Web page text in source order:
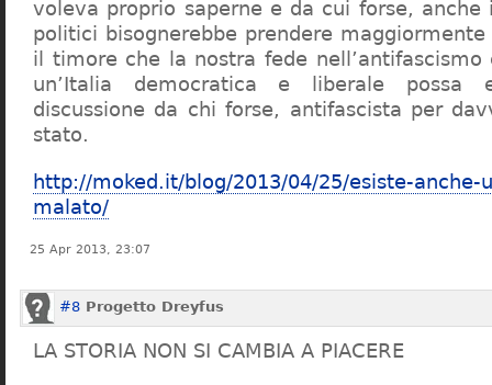
voleva proprio saperne e da cui forse,
politici bisognerebbe prendere maggiormente
il timore che la nostra fede
un’Italia democratica e liberale possa
discussione da chi forse, antifascista per
stato.
http://moked.it/blog/2013/04/25/esiste-anche-
malato/
25 Apr 2013, 23:07
#8 Progetto Dreyfus
LA STORIA NON SI CAMBIA A PIACERE